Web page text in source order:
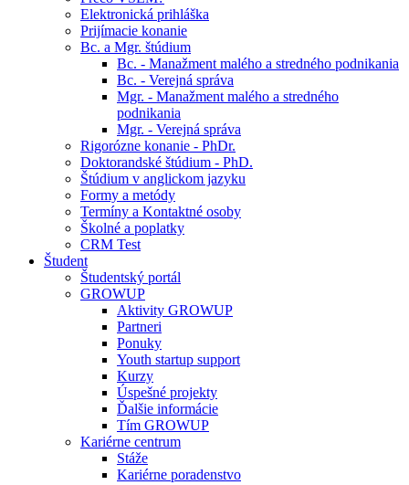
Elektronická prihláška
Prijímacie konanie
Bc. a Mgr. štúdium
Bc. - Manažment malého a stredného podnikania
Bc. - Verejná správa
Mgr. - Manažment malého a stredného
podnikania
Mgr. - Verejná správa
Rigorózne konanie - PhDr.
Doktorandské štúdium - PhD.
Štúdium v anglickom jazyku
Formy a metódy
Termíny a Kontaktné osoby
Školné a poplatky
CRM Test
Študent
Študentský portál
GROWUP
Aktivity GROWUP
Partneri
Ponuky
Youth startup support
Kurzy
Úspešné projekty
Ďalšie informácie
Tím GROWUP
Kariérne centrum
Stáže
Kariérne poradenstvo